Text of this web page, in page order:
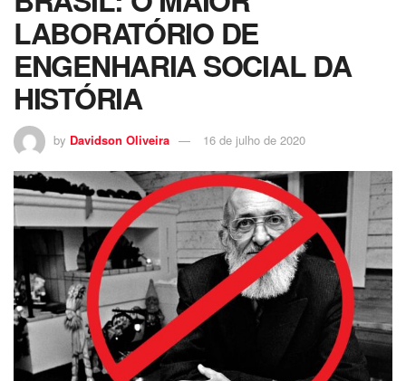
LABORATÓRIO DE
ENGENHARIA SOCIAL DA
HISTÓRIA
by Davidson Oliveira 16 de julho de 2020